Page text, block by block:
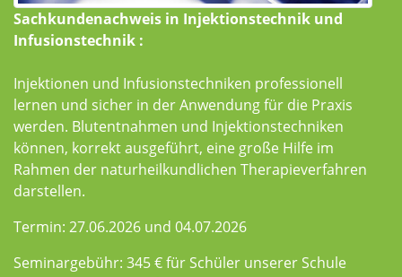
Sachkundenachweis in Injektionstechnik und
Infusionstechnik :
Injektionen und Infusionstechniken professionell
lernen und sicher in der Anwendung für die Praxis
werden. Blutentnahmen und Injektionstechniken
können, korrekt ausgeführt, eine große Hilfe im
Rahmen der naturheilkundlichen Therapieverfahren
darstellen.
Termin: 27.06.2026 und 04.07.2026
Seminargebühr: 345 € für Schüler unserer Schule